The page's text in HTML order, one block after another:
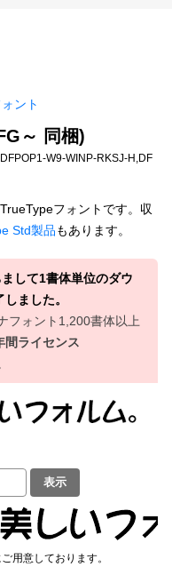
清朝体
勘亭流
デザイン毛筆
ント
～ 同梱)
W9-WINP-RKSJ-H,DF
フォントです。収
Std製品もあります。
して1書体単位のダウ
ました。
フォント1,200書体以上
間ライセンス
表示
用意しております。